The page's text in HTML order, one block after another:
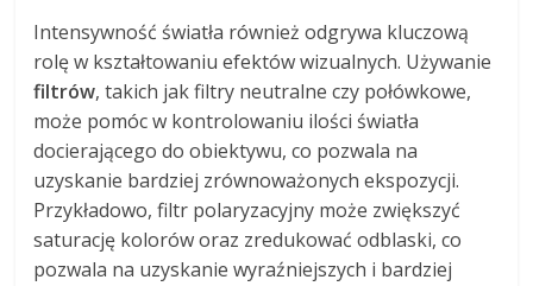
Intensywność światła również odgrywa kluczową
rolę w kształtowaniu efektów wizualnych. Używanie
filtrów, takich jak filtry neutralne czy połówkowe,
może pomóc w kontrolowaniu ilości światła
docierającego do obiektywu, co pozwala na
uzyskanie bardziej zrównoważonych ekspozycji.
Przykładowo, filtr polaryzacyjny może zwiększyć
saturację kolorów oraz zredukować odblaski, co
pozwala na uzyskanie wyraźniejszych i bardziej